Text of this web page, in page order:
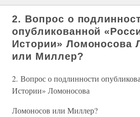
2. Вопрос о
опубликованной
Истории» Ломоносова
или Миллер?
2. Вопрос о подлинности
Истории» Ломоносова
Ломоносов или Миллер?